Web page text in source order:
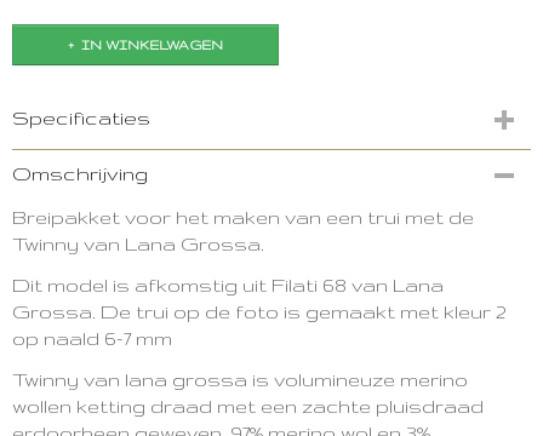
IN WINKELWAGEN
Specificaties
Omschrijving
Breipakket voor het maken van een trui met de
Twinny van Lana Grossa.
Dit model is afkomstig uit Filati 68 van Lana
Grossa. De trui op de foto is gemaakt met kleur 2
op naald 6-7 mm
Twinny van lana grossa is volumineuze merino
wollen ketting draad met een zachte pluisdraad